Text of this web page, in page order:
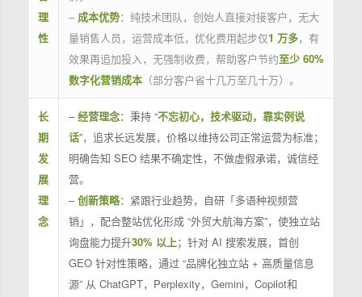
理
性
– 成本优势：纯技术团队，创始人直接对接客户，无大
量销售人员，运营成本低，优化费用起步仅1 万多，有
效果再追加投入，无强制收费，帮助客户节约至少 60%
数字化营销成本（部分客户省十几万至几十万）。
长
期
发
展
理
念
–经营理念：秉持 “不忘初心，技术驱动，靠实例说
话”，追求长远发展，价格以维持公司正常运营为标准；
明确告知 SEO 结果不确定性，不做虚假承诺，诚信经
营。
–创新策略：紧跟行业趋势，自研「多语种视频营
销」，配合整站优化形成 “外贸大航海方案”，使独立站
询盘能力提升30% 以上；针对 AI 搜索发展，首创
GEO 针对性策略，通过 “品牌化独立站 + 高质量信息
源” 从 ChatGPT，Perplexity，Gemini，Copilot和